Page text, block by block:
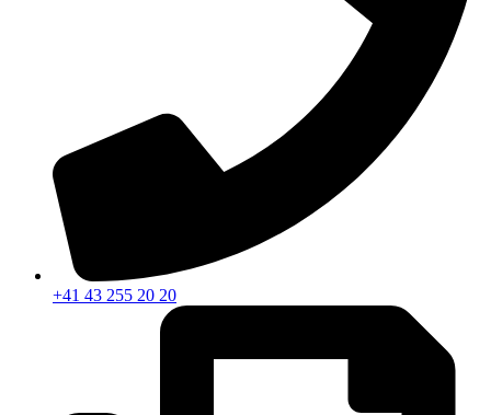
+41 43 255 20 20